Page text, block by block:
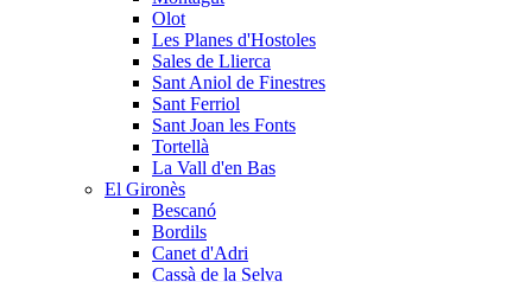
Olot
Les Planes d'Hostoles
Sales de Llierca
Sant Aniol de Finestres
Sant Ferriol
Sant Joan les Fonts
Tortellà
La Vall d'en Bas
El Gironès
Bescanó
Bordils
Canet d'Adri
Cassà de la Selva